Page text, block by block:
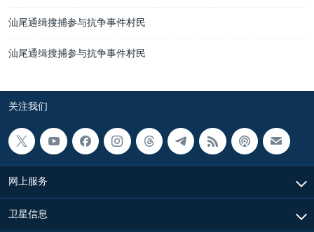
汕尾通缉搜捕参与抗争事件村民
汕尾通缉搜捕参与抗争事件村民
关注我们
网上服务
卫星信息